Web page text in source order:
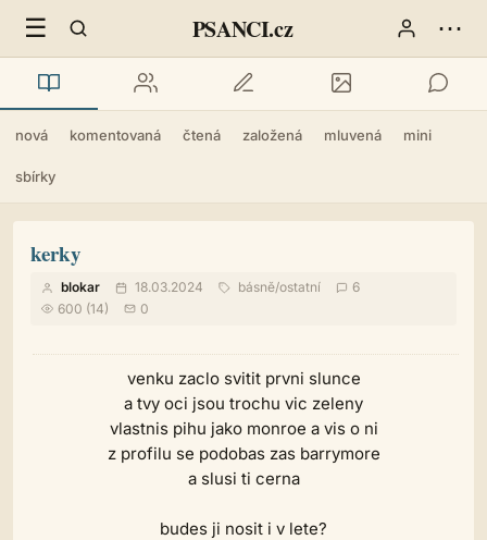
☰ PSANCI.cz ⋯
nová komentovaná čtená založená mluvená mini
sbírky
kerky
blokar 18.03.2024 básně/ostatní
6
600 (14)
0
venku zaclo svitit prvni slunce
a tvy oci jsou trochu vic zeleny
vlastnis pihu jako monroe a vis o ni
z profilu se podobas zas barrymore
a slusi ti cerna
budes ji nosit i v lete?